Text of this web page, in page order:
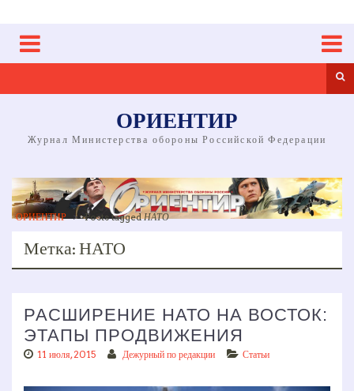
to
content
ОРИЕНТИР
Журнал Министерства обороны Российской Федерации
ОРИЕНТИР > Posts taggedНАТО
Метка: НАТО
РАСШИРЕНИЕ НАТО НА ВОСТОК:
ЭТАПЫ ПРОДВИЖЕНИЯ
11 июля, 2015 Дежурный по редакции Статьи